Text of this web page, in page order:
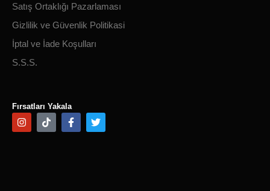
Satış Ortaklığı Pazarlaması
Gizlilik ve Güvenlik Politikasi
İptal ve İade Koşulları
S.S.S.
Fırsatları Yakala